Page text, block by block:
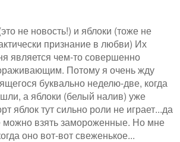
не новость!) и яблоки (тоже не
признание в любви) Их
является чем-то совершенно
Потому я очень жду
буквально неделю-две, когда
а яблоки (белый налив) уже
яблок тут сильно роли не играет...да
можно взять замороженные. Но мне
оно вот-вот свеженькое...